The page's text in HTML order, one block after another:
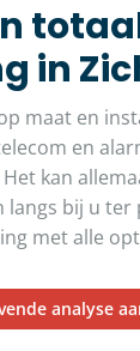
in
maat en
en
kan
langs bij u
met alle
analyse